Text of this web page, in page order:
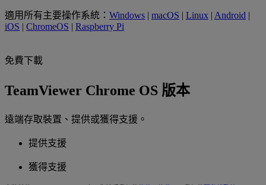
適用所有主要操作系統： Windows | macOS | Linux | Android |
iOS | ChromeOS | Raspberry Pi
免費下載
TeamViewer Chrome OS 版本
遠端存取裝置、提供或獲得支援。
提供支援
獲得支援